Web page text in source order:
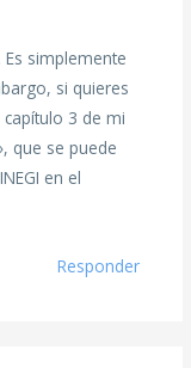
simplemente
si quieres
3 de mi
que se puede
en el
Responder